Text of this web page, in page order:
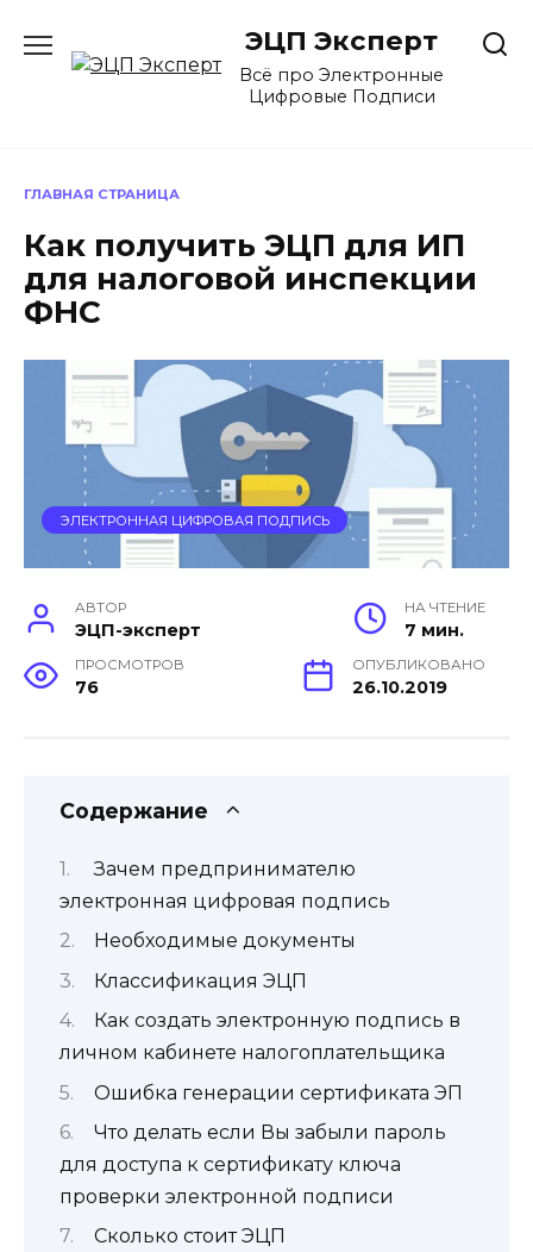
содержанию
ЭЦП Эксперт
Всё про Электронные
Цифровые Подписи
ГЛАВНАЯ СТРАНИЦА
Как получить ЭЦП для ИП
для налоговой инспекции
ФНС
ЭЛЕКТРОННАЯ ЦИФРОВАЯ ПОДПИСЬ
АВТОР
ЭЦП-эксперт
НА ЧТЕНИЕ
7 мин.
ПРОСМОТРОВ
76
ОПУБЛИКОВАНО
26.10.2019
Содержание
Зачем предпринимателю
электронная цифровая подпись
Необходимые документы
Классификация ЭЦП
Как создать электронную подпись в
личном кабинете налогоплательщика
Ошибка генерации сертификата ЭП
Что делать если Вы забыли пароль
для доступа к сертификату ключа
проверки электронной подписи
Сколько стоит ЭЦП